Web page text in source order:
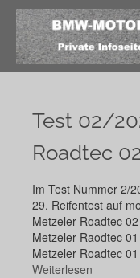
Test 02/
Roadtec
Im Test Nummer 2/
29. Reifentest auf
Metzeler Roadtec
Metzeler Raodtec
Metzeler Roadtec
Weiterlesen